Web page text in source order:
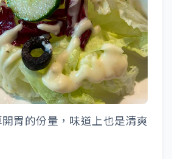
胃的份量，味道上也是清爽